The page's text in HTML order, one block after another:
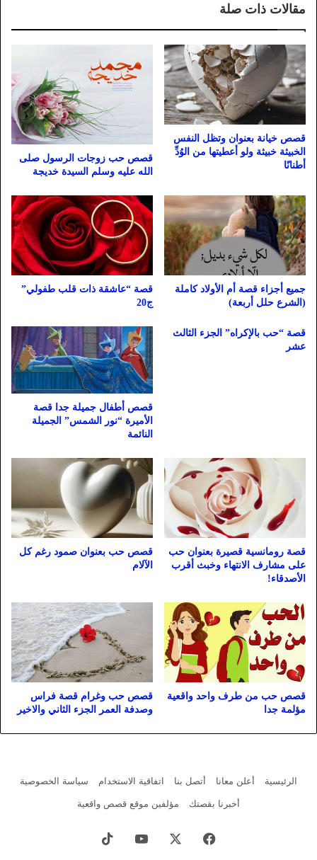
مقالات ذات صلة
قصص خيانة بعنوان وتظل النفس
الخبيثة خبيثة ولو أعطيتها من الوُدِّ
أطنانًا
قصص حب زوجات الرسول صلى
الله عليه وسلم السيدة خديجة
جميع أجزاء قصة أم الأولاد كاملة
(الشرع حلل أربعة)
قصة “عاشقة ذات قلب طفولي”
ج20
قصة “حب بالإكراه” الجزء الثالث
عشر
قصص أطفال جميلة جدا قصة
الأميرة “نور الشمس” الجميلة
النائمة
قصة رومانسية قصيرة بعنوان حب
على مشارف الانتهاء وخبث أقرب
الأصدقاء!
قصص حب بعنوان صمود رغم كل
الآلام
قصص حب من طرف واحد واقعية
مؤلمة جدا
قصص حب وغرام قصة فراس
وصدفة العمر الجزء الثاني والاخير
الرئيسية أعلن معانا أتصل بنا اتفاقية الاستخدام
سياسة الخصوصية
أخبرنا بقصتك
مؤلفين موقع قصص واقعية
فيسبوك يوتيوب